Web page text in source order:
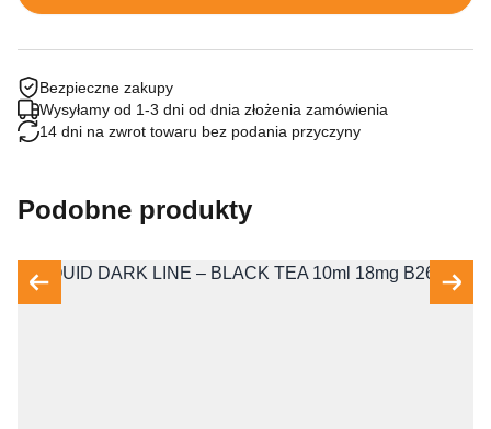
Bezpieczne zakupy
Wysyłamy od 1-3 dni od dnia złożenia zamówienia
14 dni na zwrot towaru bez podania przyczyny
Podobne produkty